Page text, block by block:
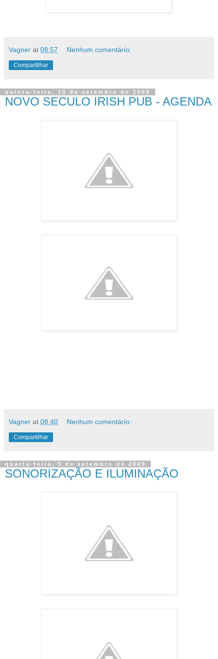
Vagner at 08:57 Nenhum comentário:
Compartilhar
quinta-feira, 10 de setembro de 2009
NOVO SECULO IRISH PUB - AGENDA
Vagner at 08:40 Nenhum comentário:
Compartilhar
quarta-feira, 9 de setembro de 2009
SONORIZAÇÃO E ILUMINAÇÃO